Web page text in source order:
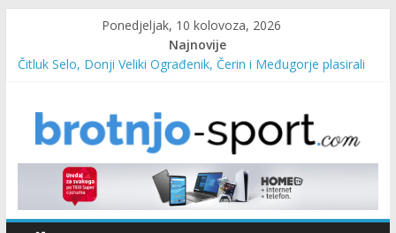
Ponedjeljak, 10 kolovoza, 2026
Najnovije
Čitluk Selo, Donji Veliki Ograđenik, Čerin i Međugorje plasirali
Marin Čilić napredovao na ATP ljestvici
Poznati polufinalisti MNL MZ općine Čitluk – Brotnjo 2026.
Predsjednica Vlade Marija Buhač, ministar Ivo Bevanda i
načelnik Marin Radišić čestitali organizatoricama na realizaciji
sportsko edukativnog kampa “Izlazi vani”